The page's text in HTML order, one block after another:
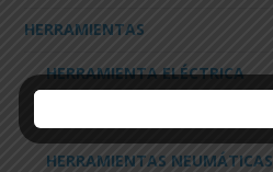
HERRAMIENTAS
HERRAMIENTA ELÉCTRICA
HERRAMIENTAS NEUMÁTICAS